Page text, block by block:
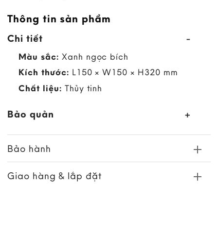
Thông tin sản phẩm
Chi tiết
Màu sắc: Xanh ngọc bích
Kích thước: L150 × W150 × H320 mm
Chất liệu: Thủy tinh
Bảo quản
Bảo hành
Giao hàng & lắp đặt